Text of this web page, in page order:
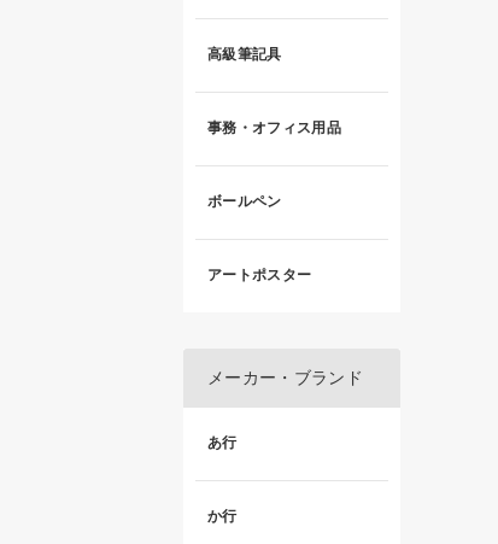
高級筆記具
事務・オフィス用品
ボールペン
アートポスター
メーカー・ブランド
あ行
か行